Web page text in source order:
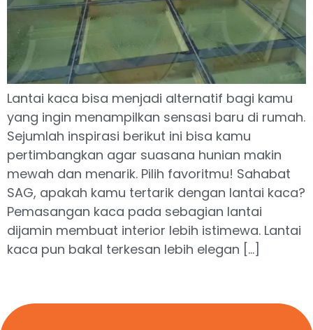
Lantai kaca bisa menjadi alternatif bagi kamu
yang ingin menampilkan sensasi baru di rumah.
Sejumlah inspirasi berikut ini bisa kamu
pertimbangkan agar suasana hunian makin
mewah dan menarik. Pilih favoritmu! Sahabat
SAG, apakah kamu tertarik dengan lantai kaca?
Pemasangan kaca pada sebagian lantai
dijamin membuat interior lebih istimewa. Lantai
kaca pun bakal terkesan lebih elegan […]